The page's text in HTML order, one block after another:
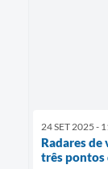
24 SET 2025 -
Radares de
três pontos